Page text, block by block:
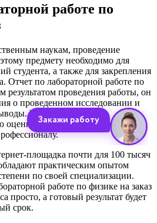
работе по
наукам, проведение
предмету необходимо для
студента, а также для закрепления
Отчет по лабораторной работе по
результатом проведения работы, он
о проведенном исследовании и
Чтобы получить от
оценку, целесообразно доверить
площадка почти для 100 тысяч
практическим опытом
по своей специализации.
работе по физике на заказ
просто, а готовый результат будет
срок.